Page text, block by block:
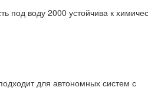
под воду 2000 устойчива к
для автономных систем с